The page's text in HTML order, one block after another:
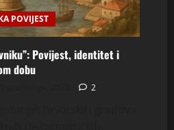
POVIJEST
Povijest, identitet i
dobu
2